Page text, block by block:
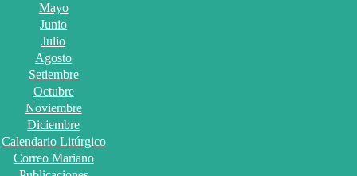
Mayo
Junio
Julio
Agosto
Setiembre
Octubre
Noviembre
Diciembre
Calendario Litúrgico
Correo Mariano